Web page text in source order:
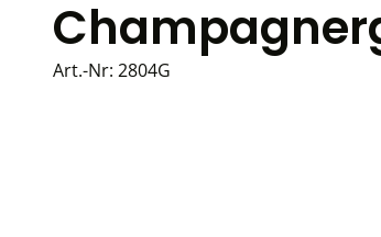
Art.-Nr: 2804G